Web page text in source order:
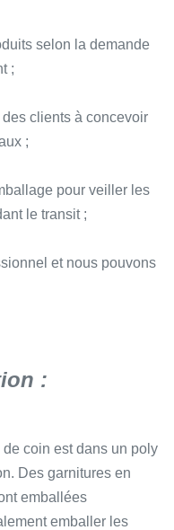
selon la demande
;
clients à concevoir
;
pour veiller les
le transit ;
et nous pouvons
:
coin est dans un poly
Des garnitures en
emballées
emballer les